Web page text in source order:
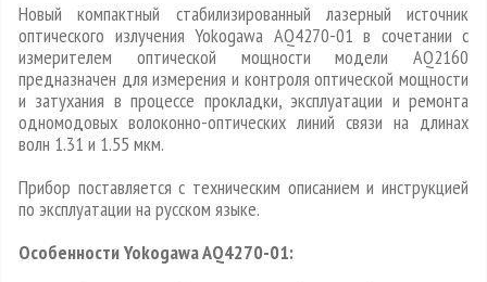
Новый компактный стабилизирован­ный лазерный источник
оптического излу­чения Yokogawa AQ4270-01 в сочетании с
измерителем оптической мощности моде­ли AQ2160
предназначен для измерения и контроля оптической мощности
и затуха­ния в процессе прокладки, эксплуатации и ремонта
одномодовых волоконно-оптичес­ких линий связи на длинах
волн 1.31 и 1.55 мкм.
Прибор поставляется с техническим описанием и инструкцией
по эксплуата­ции на русском языке.
Особенности Yokogawa AQ4270-01: